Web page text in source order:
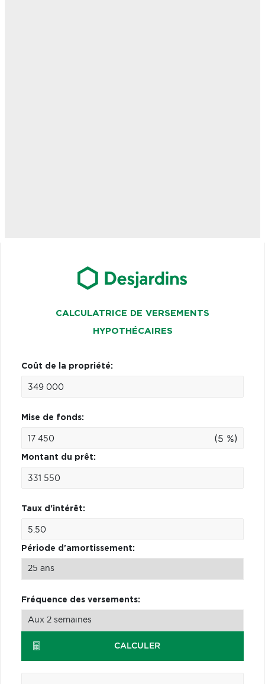
CALCULATRICE DE VERSEMENTS
HYPOTHÉCAIRES
Coût de la propriété:
Mise de fonds:
(5 %)
Montant du prêt:
Taux d'intérêt:
Période d'amortissement:
Fréquence des versements:
CALCULER